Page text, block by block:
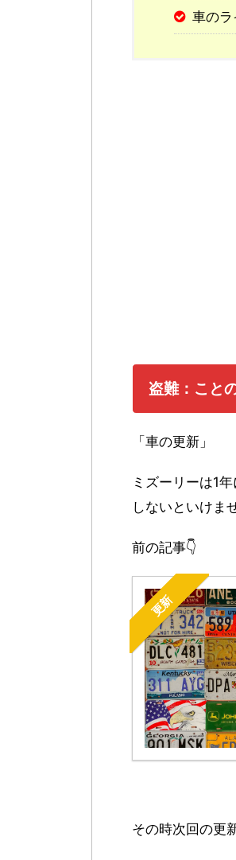
車の
盗難：こと
「車の更新」
ミズーリーは1
しないといけま
前の記事👇
更新
その時次回の更